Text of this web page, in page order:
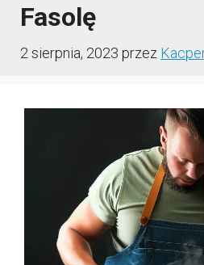
Fasolę
2 sierpnia, 2023 przez